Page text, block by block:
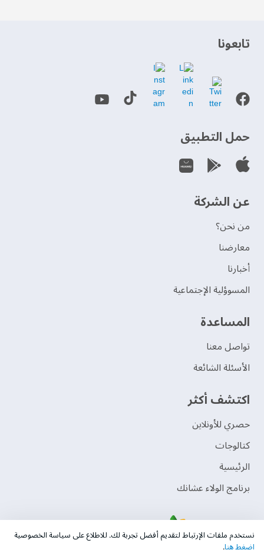
‫تابعونا‬
حمل التطبيق
عن الشركة
من نحن؟
‫معارضنا‬
‫أخبارنا‬
المسوؤلية الإجتماعية
‫المساعدة‬
تواصل معنا
الأسئلة الشائعة
اكتشف أكثر
حصري للأونلاين
‫كتالوجات‬
الرئيسية
برنامج الولاء عشانك
نستخدم ملفات الإرتباط لتقديم أفضل تجربة لك. للاطلاع على سياسة الخصوصية